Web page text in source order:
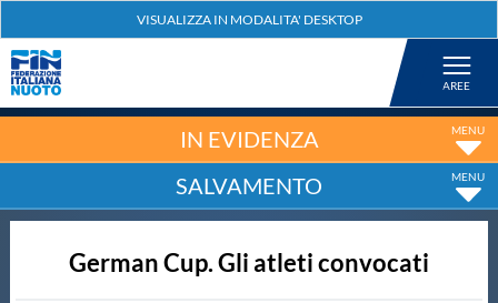
Nuoto
Tuffi
IN EVIDENZA
SALVAMENTO
German Cup. Gli atleti convocati